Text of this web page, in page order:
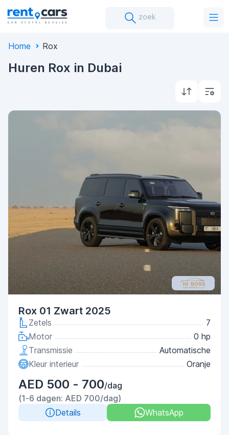
zoek
Home Rox
Huren Rox in Dubai
Rox 01 Zwart 2025
Zetels
7
Motor
0 hp
Transmissie
Automatische
Kleur interieur
Oranje
AED 500 - 700/dag
(1-6 dagen: AED 700/dag)
Details
WhatsApp